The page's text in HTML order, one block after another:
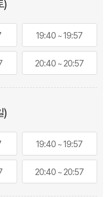
)
19:40 ~ 19:57
20:40 ~ 20:57
)
19:40 ~ 19:57
20:40 ~ 20:57